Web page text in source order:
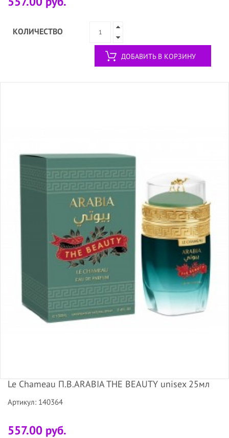
КОЛИЧЕСТВО
ДОБАВИТЬ В КОРЗИНУ
Le Chameau П.В.ARABIA THE BEAUTY unisex 25мл
Артикул: 140364
557.00 руб.